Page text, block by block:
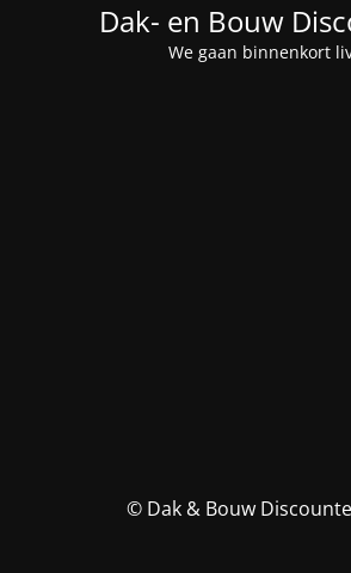
Dak- en Bouw
We gaan binnenkort
© Dak & Bouw